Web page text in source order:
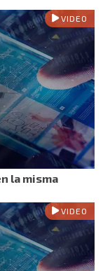
VIDEO
la misma
VIDEO